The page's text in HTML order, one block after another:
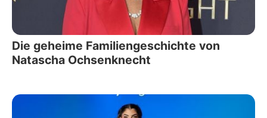
Die geheime Familiengeschichte von
Natascha Ochsenknecht